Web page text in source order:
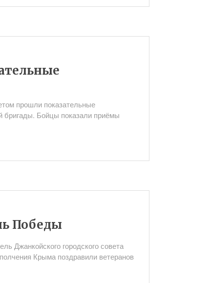
прошли показательные
бригады. Бойцы показали приёмы
Победы
Джанкойского городского совета
Крыма поздравили ветеранов